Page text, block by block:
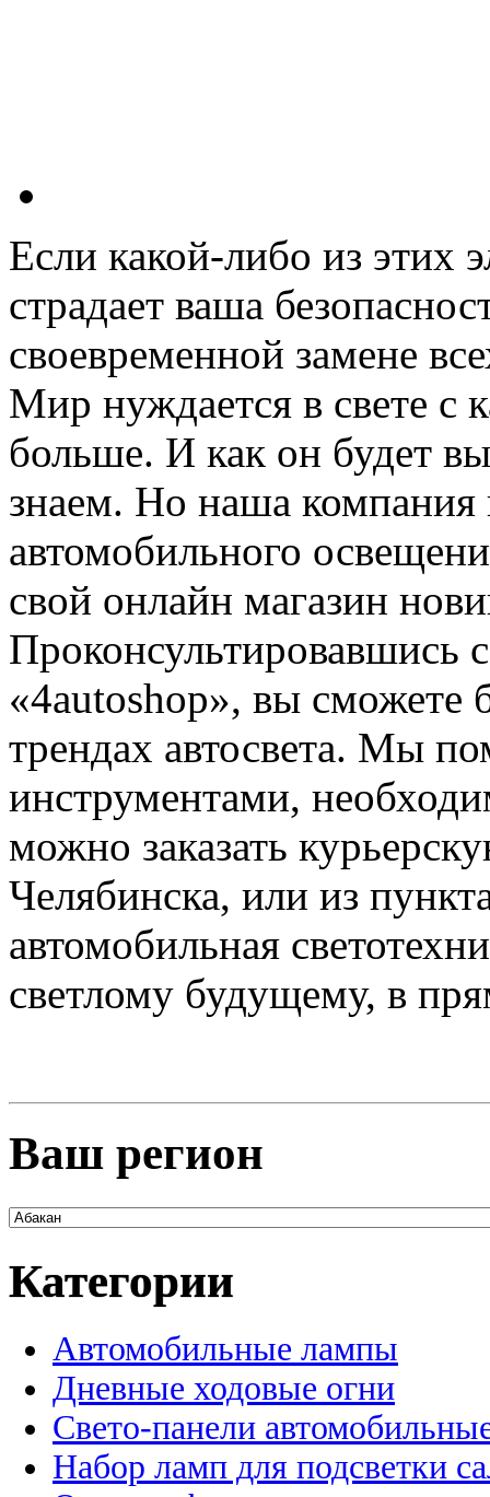
Если какой-либо из этих
страдает ваша
своевременной замене
Мир нуждается в свете с
больше. И как он будет
знаем. Но наша компания
автомобильного
свой онлайн магазин
Проконсультировавшись
«4autoshop», вы сможете
трендах автосвета. Мы
инструментами,
можно заказать
Челябинска, или из
автомобильная
светлому будущему, в
Ваш регион
Категории
Автомобильные лампы
Дневные ходовые огни
Свето-панели
Набор ламп для подсветки